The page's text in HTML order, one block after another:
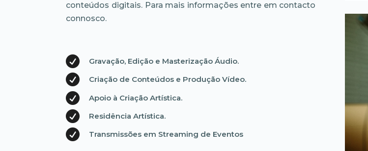
conteúdos digitais. Para mais informações entre em contacto
connosco.
 Gravação, Edição e Masterização Áudio.
 Criação de Conteúdos e Produção Vídeo.
 Apoio à Criação Artística.
 Residência Artística.
 Transmissões em Streaming de Eventos